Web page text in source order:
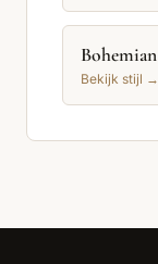
Bohemian
Bekijk stijl →